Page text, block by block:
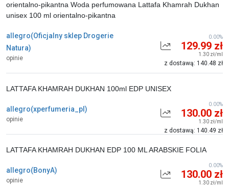
allegro(Oficjalny sklep Drogerie
Natura)
opinie
orientalno-pikantna Woda perfumowana Lattafa Khamrah Dukhan
unisex 100 ml orientalno-pikantna
129.99 zł
1.30 zł/ml
z dostawą: 140.48 zł
0.00%
allegro(xperfumeria_pl)
opinie
LATTAFA KHAMRAH DUKHAN 100ml EDP UNISEX
130.00 zł
1.30 zł/ml
z dostawą: 140.49 zł
0.00%
allegro(BonyA)
opinie
LATTAFA KHAMRAH DUKHAN EDP 100 ML ARABSKIE FOLIA
130.00 zł
1.30 zł/ml
0.00%